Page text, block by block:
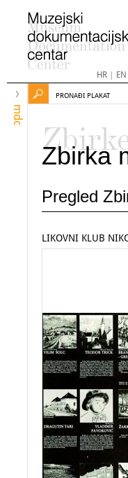
HR| EN
mdc
PRONAĐI PLAKAT
Zbirka
Pregled
LIKOVNI KLUB